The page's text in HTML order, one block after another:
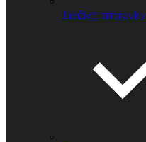
Liečivé prípravky